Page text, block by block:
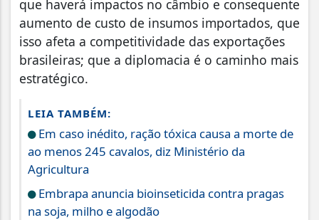
que haverá impactos no câmbio e consequente
aumento de custo de insumos importados, que
isso afeta a competitividade das exportações
brasileiras; que a diplomacia é o caminho mais
estratégico.
LEIA TAMBÉM:
Em caso inédito, ração tóxica causa a morte de
ao menos 245 cavalos, diz Ministério da
Agricultura
Embrapa anuncia bioinseticida contra pragas
na soja, milho e algodão